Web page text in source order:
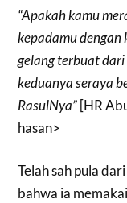
“Apakah kamu
kepadamu
gelang terbuat dari
keduanya seraya
RasulNya”[HR
hasan>
Telah sah pula
bahwa ia